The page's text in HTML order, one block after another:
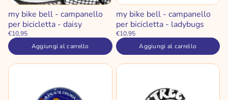
my bike bell - campanello
per bicicletta - daisy
€10,95
Aggiungi al carrello
my bike bell - campanello
per bicicletta - ladybugs
€10,95
Aggiungi al carrello